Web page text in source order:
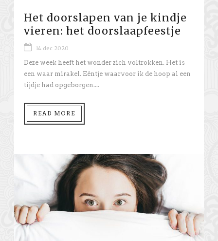
Het doorslapen van je kindje
vieren: het doorslaapfeestje
14 dec 2020
Deze week heeft het wonder zich voltrokken. Het is
een waar mirakel. Eéntje waarvoor ik de hoop al een
tijdje had opgeborgen....
READ MORE